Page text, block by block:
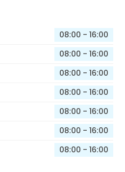
08:00 - 16:00
08:00 - 16:00
08:00 - 16:00
08:00 - 16:00
08:00 - 16:00
08:00 - 16:00
08:00 - 16:00